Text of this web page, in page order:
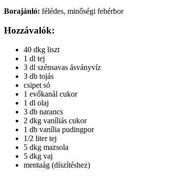
Borajánló: félédes, minőségi fehérbor
Hozzávalók:
40 dkg liszt
1 dl tej
3 dl szénsavas ásványvíz
3 db tojás
csipet só
1 evőkanál cukor
1 dl olaj
3 db narancs
2 dkg vaníliás cukor
1 db vanília pudingpor
1/2 liter tej
5 dkg mazsola
5 dkg vaj
mentaág (díszítéshez)